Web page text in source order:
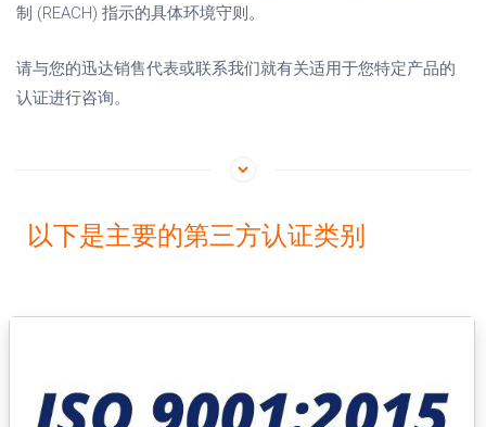
制 (REACH) 指示的具体环境守则。
请与您的迅达销售代表或联系我们就有关适用于您特定产品的
认证进行咨询。
以下是主要的第三方认证类别